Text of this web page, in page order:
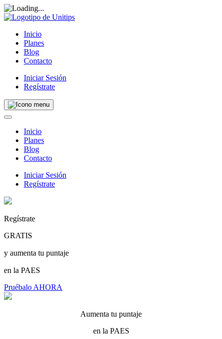
Inicio
Planes
Blog
Contacto
Iniciar Sesión
Regístrate
Inicio
Planes
Blog
Contacto
Iniciar Sesión
Regístrate
Regístrate
GRATIS
y aumenta tu puntaje
en la PAES
Pruébalo AHORA
Aumenta tu puntaje
en la PAES